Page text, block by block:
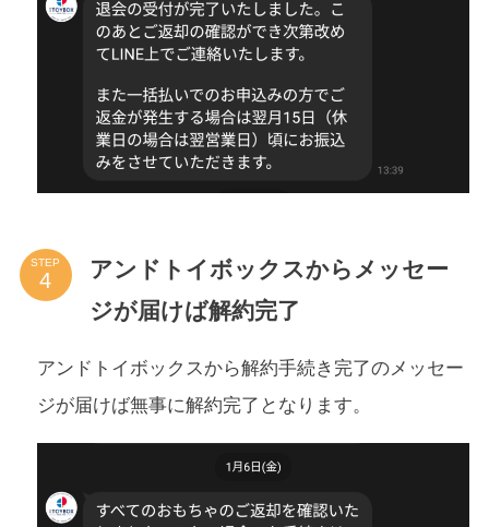
STEP
アンドトイボックスからメッセー
ジが届けば解約完了
アンドトイボックスから解約手続き完了のメッセー
ジが届けば無事に解約完了となります。